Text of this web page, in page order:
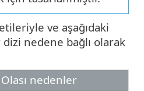
ve aşağıdaki
nedene bağlı olarak
Olası nedenler